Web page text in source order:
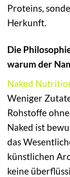
Proteins,
Herkunft.
Die
warum der
Naked
Weniger
Rohstoffe
Naked ist
das
künstlichen
keine